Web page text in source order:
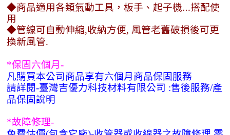
◆商品適用各類氣動工具，板手、起子機…搭配使
用
◆管線可自動伸縮,收納方便, 風管老舊破損後可更
換新風管.
*保固六個月-
凡購買本公司商品享有六個月商品保固服務
請詳閱-臺灣吉優力科技材料有限公司 :售後服務/產
品保固說明
*故障修理-